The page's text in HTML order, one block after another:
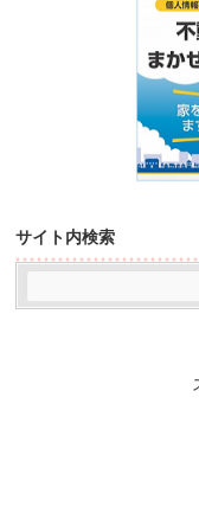
サイト内検索